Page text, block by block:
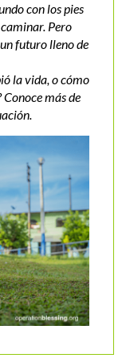
con los pies
Pero
futuro lleno de
la vida, o cómo
más de